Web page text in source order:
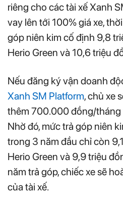
riêng cho các tài xế Xanh
vay lên tới 100% giá xe,
góp niên kim cố định 9,8
Herio Green và 10,6 triệu
Nếu đăng ký vận doanh
Xanh SM Platform, chủ xe
thêm 700.000 đồng/tháng
Nhờ đó, mức trả góp niên
trong 3 năm đầu chỉ còn
Herio Green và 9,9 triệu
năm trả góp, chiếc xe sẽ
của tài xế.